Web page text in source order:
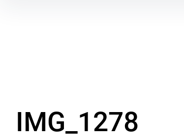
IMG_1278